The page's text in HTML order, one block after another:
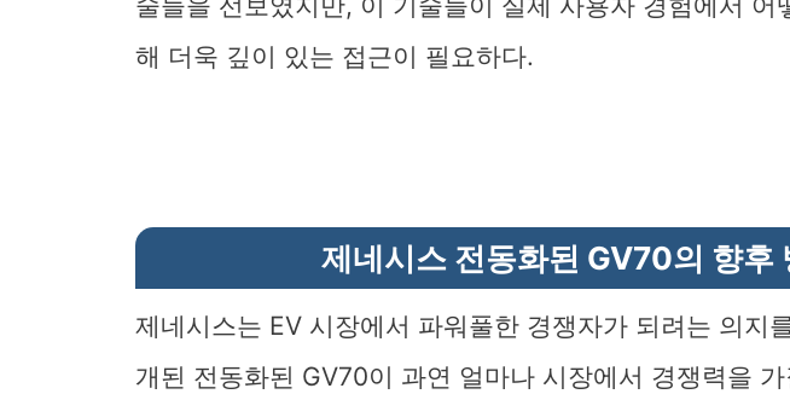
해 더욱 깊이 있는 접근이 필요하다.
제네시스 전동화된 GV70의 향후
제네시스는 EV 시장에서 파워풀한 경쟁자가 되려는 의지
개된 전동화된 GV70이 과연 얼마나 시장에서 경쟁력을